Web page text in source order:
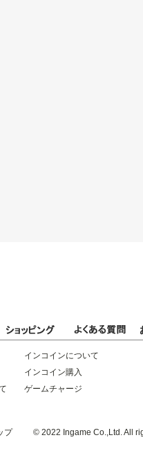
インコインについて
インコイン購入
ゲームチャージ
プ © 2022 Ingame Co.,Ltd. All